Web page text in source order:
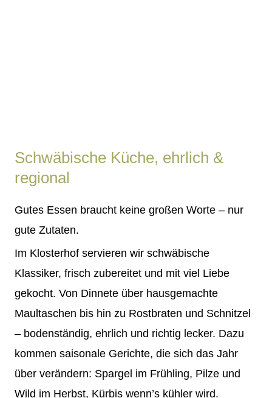
Schwäbische Küche, ehrlich &
regional
Gutes Essen braucht keine großen Worte – nur
gute Zutaten.
Im Klosterhof servieren wir schwäbische
Klassiker, frisch zubereitet und mit viel Liebe
gekocht. Von Dinnete über hausgemachte
Maultaschen bis hin zu Rostbraten und Schnitzel
– bodenständig, ehrlich und richtig lecker. Dazu
kommen saisonale Gerichte, die sich das Jahr
über verändern: Spargel im Frühling, Pilze und
Wild im Herbst, Kürbis wenn’s kühler wird.